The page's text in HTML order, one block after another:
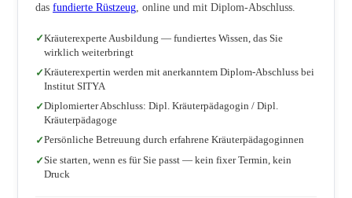
das fundierte Rüstzeug , online und mit Diplom-Abschluss.
Kräuterexperte Ausbildung — fundiertes Wissen, das Sie
wirklich weiterbringt
Kräuterexpertin werden mit anerkanntem Diplom-Abschluss bei
Institut SITYA
Diplomierter Abschluss: Dipl. Kräuterpädagogin / Dipl.
Kräuterpädagoge
Persönliche Betreuung durch erfahrene Kräuterpädagoginnen
Sie starten, wenn es für Sie passt — kein fixer Termin, kein
Druck